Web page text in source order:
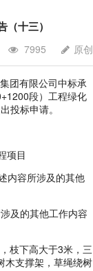
十三）
7995 原创
团有限公司中标承
段）工程绿化
投标申请。
项目
内容所涉及的其他
及的其他工作内容
枝下高大于3米，三
木支撑架，草绳绕树